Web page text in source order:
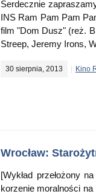
Serdecznie
INS Ram Pam Pam
film "Dom Dusz" (reż.
Streep, Jeremy Irons,
30 sierpnia, 2013 Kino
Wrocław:
[Wykład przełożony
korzenie moralności na